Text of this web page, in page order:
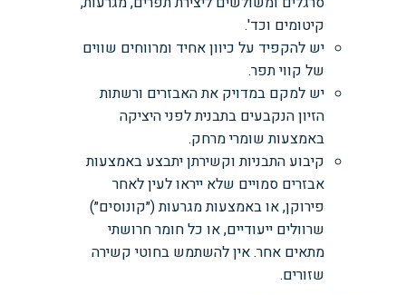
קיטומים וכד'.
יש להקפיד על כיוון אחיד ומרווחים שווים
של קווי תפר.
יש למקם במדויק את האבזרים ורשתות
הזיון הנקבעים בתבנית לפני היציקה
באמצעות שומרי מרחק.
קיבוע התבניות וקשירתן יתבצע באמצעות
אבזרים סמויים שלא ייראו לעין לאחר
פירוקן, או באמצעות מגרעות (״קונוסים״)
שרוולים ייעודיים, או כל חומר חרושתי
מתאים אחר. אין להשתמש בחוטי קשירה
שזורים.